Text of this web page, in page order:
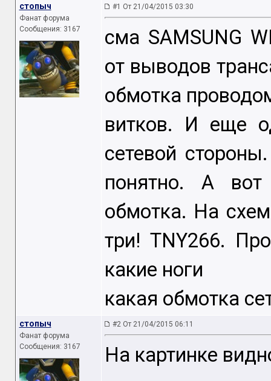
стопыч
Фанат форума
Сообщения: 3167
#1 От 21/04/2015 03:30
сма SAMSUNG
от выводов
обмотка
витков. И еще
сетевой
понятно. А вот
обмотка. На
три! TNY266.
какие ноги
какая обмотка
стопыч
Фанат форума
Сообщения: 3167
#2 От 21/04/2015 06:11
На картинке